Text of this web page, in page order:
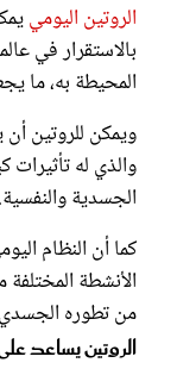
الروتين اليومي
بالاستقرار في
المحيطة به، ما
ويمكن للروتين
والذي له تأثيرات
الجسدية والنفسية.
كما أن النظام
الأنشطة
من تطوره
الروتين يساعد